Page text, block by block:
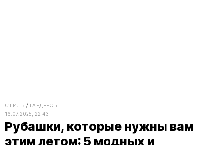
СТИЛЬ
ГАРДЕРОБ
16.07.2025, 22:43
Рубашки, которые нужны вам
этим летом: 5 модных и